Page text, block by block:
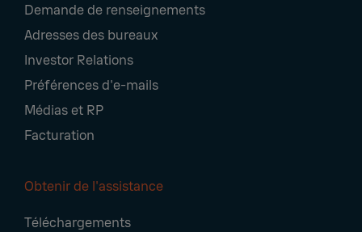
Navigation
Demande de renseignements
Adresses des bureaux
Investor Relations
Préférences d'e-mails
Médias et RP
Facturation
Obtenir de l'assistance
Téléchargements